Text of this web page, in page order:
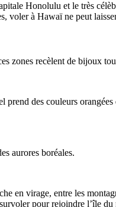
Honolulu et le très
voler à Hawaï ne peut
zones recèlent de bijoux
des couleurs
aurores boréales.
en virage, entre les
pour rejoindre l’île